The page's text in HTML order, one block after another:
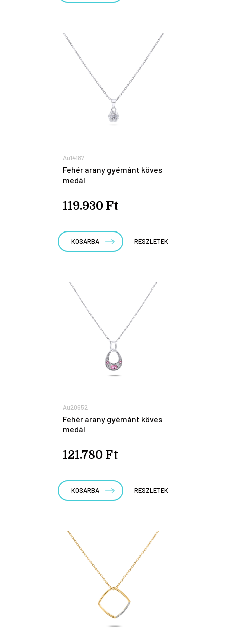
Au14187
Fehér arany gyémánt köves
medál
119.930 Ft
KOSÁRBA RÉSZLETEK
Au20652
Fehér arany gyémánt köves
medál
121.780 Ft
KOSÁRBA RÉSZLETEK